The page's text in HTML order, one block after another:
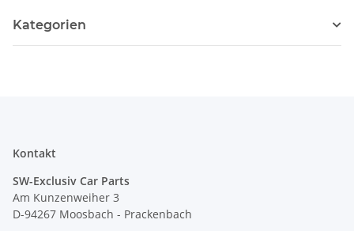
Kategorien
Kontakt
SW-Exclusiv Car Parts
Am Kunzenweiher 3
D-94267 Moosbach - Prackenbach